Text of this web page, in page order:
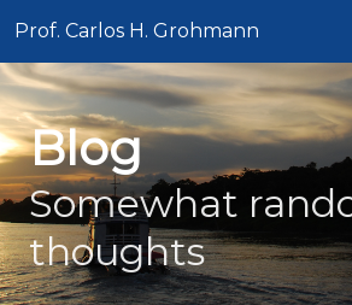
Prof. Carlos H. Grohmann
Blog
Somewhat
thoughts